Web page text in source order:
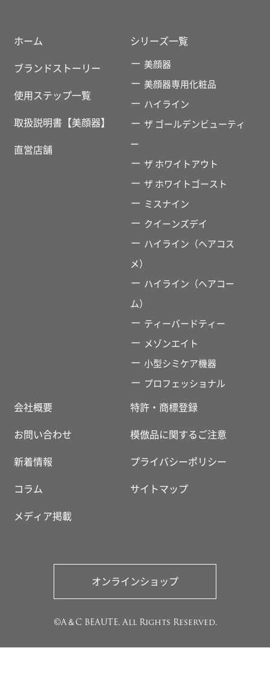
ホーム
ブランドストーリー
使用ステップ一覧
取扱説明書【美顔器】
直営店舗
シリーズ一覧
美顔器
美顔器専用化粧品
ハイライン
ザ ゴールデンビューティ
ー
ザ ホワイトアウト
ザ ホワイトゴースト
ミスナイン
クイーンズデイ
ハイライン（ヘアコス
メ）
ハイライン（ヘアコー
ム）
ティーバードティー
メゾンエイト
小型シミケア機器
プロフェッショナル
会社概要
お問い合わせ
新着情報
コラム
メディア掲載
特許・商標登録
模倣品に関するご注意
プライバシーポリシー
サイトマップ
オンラインショップ
©A＆C BEAUTE. All Rights Reserved.